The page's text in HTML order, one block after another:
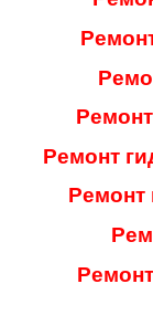
Ремонт
Ремонт